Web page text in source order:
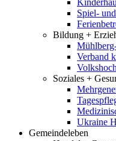
Spiel-
Bildung +
Verband
Soziales +
Ukraine
Gemeindeleben